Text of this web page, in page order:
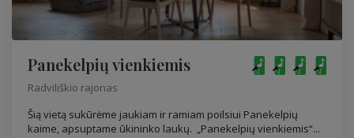
Panekelpių vienkiemis
Radviliškio rajonas
Šią vietą sukūrėme jaukiam ir ramiam poilsiui Panekelpių
kaime, apsuptame ūkininko laukų. „Panekelpių vienkiemis“...